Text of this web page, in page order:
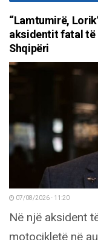
“Lamtumirë,
aksidentit fatal
Shqipëri
07/08/2026 - 11:20
Në një aksident